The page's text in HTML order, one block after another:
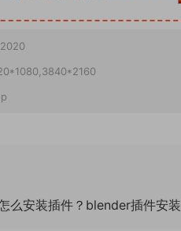
么安装插件？blender插件安装